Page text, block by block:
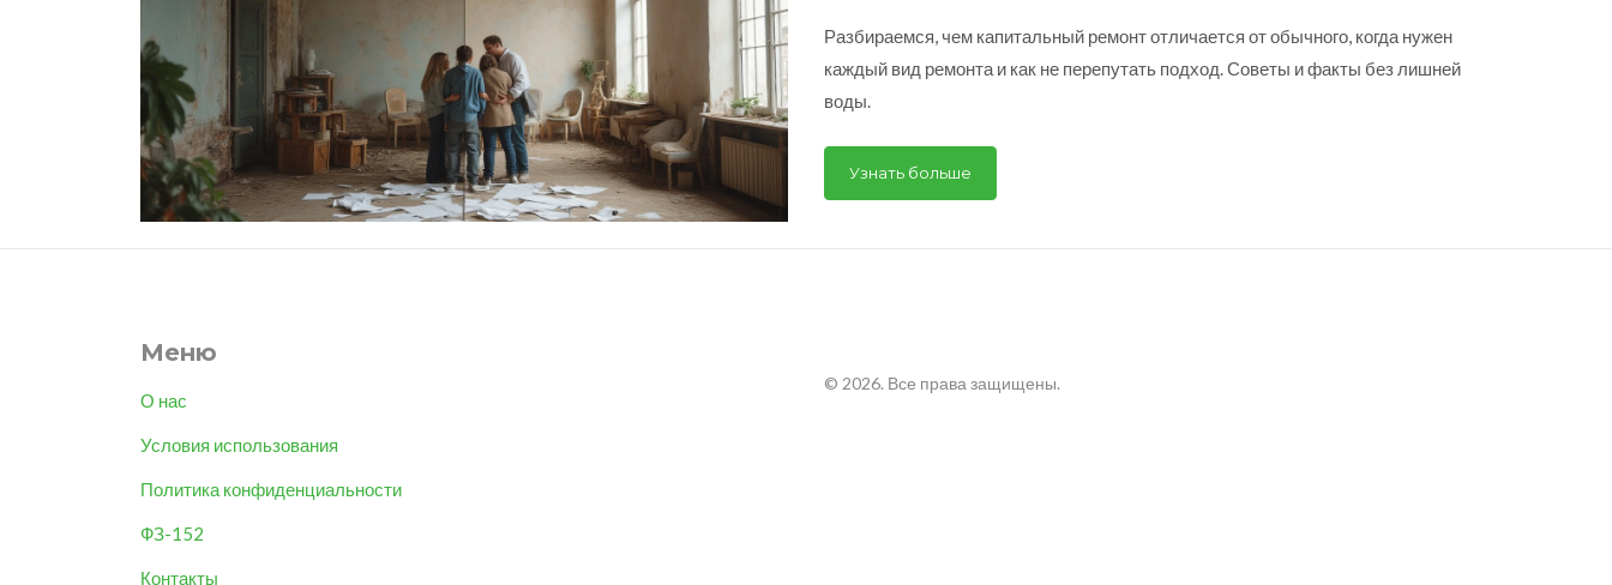
Разбираемся, чем капитальный ремонт отличается от обычного, когда нужен
каждый вид ремонта и как не перепутать подход. Советы и факты без лишней
воды.
Узнать больше
Меню
О нас
Условия использования
Политика конфиденциальности
ФЗ-152
Контакты
© 2026. Все права защищены.